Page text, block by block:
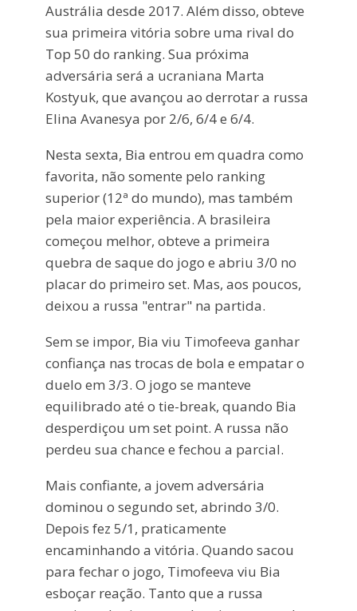
Austrália desde 2017. Além disso, obteve
sua primeira vitória sobre uma rival do
Top 50 do ranking. Sua próxima
adversária será a ucraniana Marta
Kostyuk, que avançou ao derrotar a russa
Elina Avanesya por 2/6, 6/4 e 6/4.
Nesta sexta, Bia entrou em quadra como
favorita, não somente pelo ranking
superior (12ª do mundo), mas também
pela maior experiência. A brasileira
começou melhor, obteve a primeira
quebra de saque do jogo e abriu 3/0 no
placar do primeiro set. Mas, aos poucos,
deixou a russa "entrar" na partida.
Sem se impor, Bia viu Timofeeva ganhar
confiança nas trocas de bola e empatar o
duelo em 3/3. O jogo se manteve
equilibrado até o tie-break, quando Bia
desperdiçou um set point. A russa não
perdeu sua chance e fechou a parcial.
Mais confiante, a jovem adversária
dominou o segundo set, abrindo 3/0.
Depois fez 5/1, praticamente
encaminhando a vitória. Quando sacou
para fechar o jogo, Timofeeva viu Bia
esboçar reação. Tanto que a russa